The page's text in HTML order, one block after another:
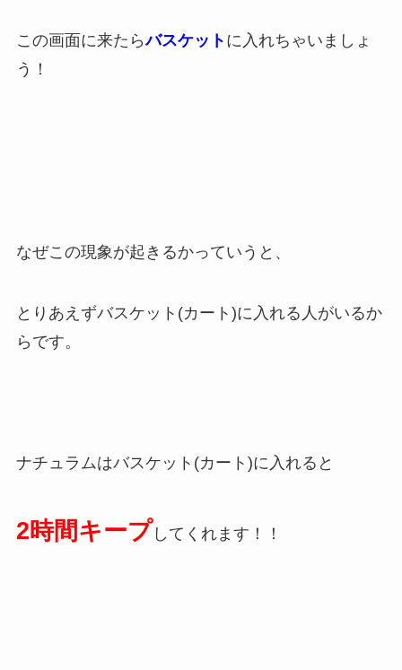
この画面に来たらバスケット に入れちゃいましょ
う！
なぜこの現象が起きるかっていうと、
とりあえずバスケット(カート)に入れる人がいるか
らです。
ナチュラムはバスケット(カート)に入れると
2時間キープ してくれます！！